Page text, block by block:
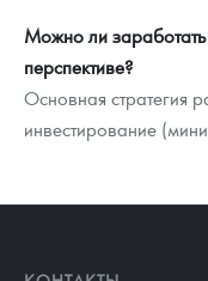
Можно ли
перспективе?
Основная стратегия
инвестирование